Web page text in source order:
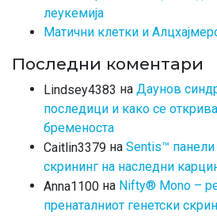
леукемија
Матични клетки и
Последни коментари
Lindsey4383 на Даунов
последици и како се
бременоста
Caitlin3379 на Sentis™ панели
скрининг на наследни
Anna1100 на Nifty® Mono –
пренаталниот генетски